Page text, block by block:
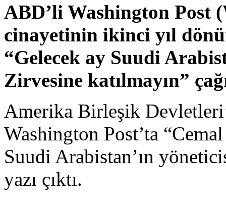
ABD’li Washington Post
cinayetinin ikinci yıl
“Gelecek ay Suudi
Zirvesine katılmayın”
Amerika Birleşik
Washington Post’ta
Suudi Arabistan’ın
yazı çıktı.